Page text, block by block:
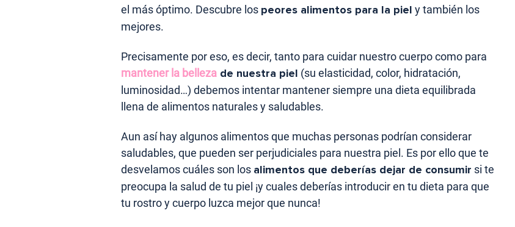
el más óptimo. Descubre los peores alimentos para la piel y también los
mejores.
Precisamente por eso, es decir, tanto para cuidar nuestro cuerpo como para
mantener la belleza de nuestra piel (su elasticidad, color, hidratación,
luminosidad…) debemos intentar mantener siempre una dieta equilibrada
llena de alimentos naturales y saludables.
Aun así hay algunos alimentos que muchas personas podrían considerar
saludables, que pueden ser perjudiciales para nuestra piel. Es por ello que te
desvelamos cuáles son los alimentos que deberías dejar de consumir si te
preocupa la salud de tu piel ¡y cuales deberías introducir en tu dieta para que
tu rostro y cuerpo luzca mejor que nunca!